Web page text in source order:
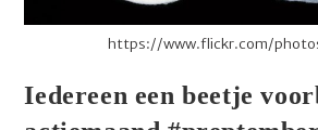
https://www.flickr.com/
Iedereen een beetje